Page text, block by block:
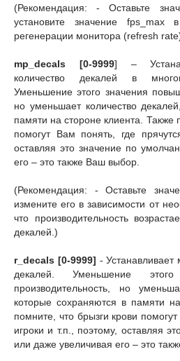
(Рекомендация: - Оставьте
установите значение fps_max в
регенерации монитора (refresh
mp_decals [0-9999] –
количество декалей в
Уменьшение этого значения
но уменьшает количество
памяти на стороне клиента. Также
помогут Вам понять, где
оставляя это значение по
его – это также Ваш выбор.
(Рекомендация: - Оставьте
измените его в зависимости от
что производительность
декалей.)
r_decals [0-9999] - Устанавливает
декалей. Уменьшение
производительность, но
которые сохраняются в памяти
помните, что брызги крови
игроки и т.п., поэтому, оставляя
или даже увеличивая его – это